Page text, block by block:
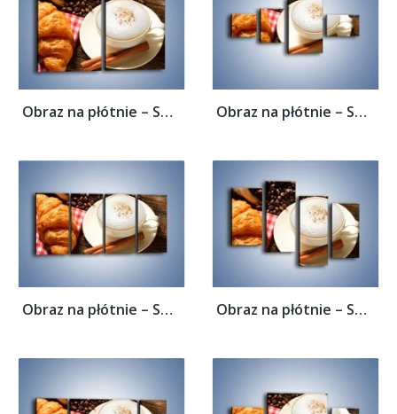
Obraz na płótnie – Spieniona kawa z... Obraz na płótnie – Spieniona kawa z...
Obraz na płótnie – Spieniona kawa z... Obraz na płótnie – Spieniona kawa z...